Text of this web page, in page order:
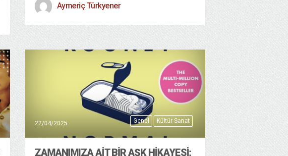
Aymeriç Türkyener
Genel Kültür Sanat
22/04/2025
ZAMANIMIZA AIT BIR AŞK HIKAYESI: